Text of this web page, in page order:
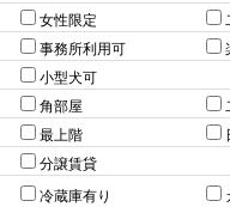
女性限定
事務所利用可
小型犬可
角部屋
最上階
分譲賃貸
冷蔵庫有り